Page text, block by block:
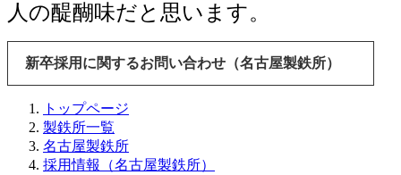
人の醍醐味だと思います。
新卒採用に関するお問い合わせ（名古屋製鉄所）
トップページ
製鉄所一覧
名古屋製鉄所
採用情報（名古屋製鉄所）